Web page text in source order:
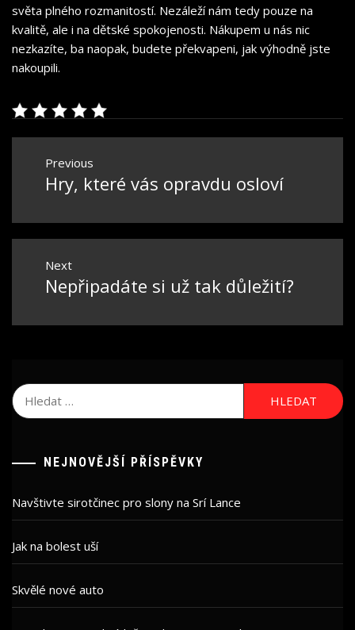
světa plného rozmanitostí. Nezáleží nám tedy pouze na
kvalitě, ale i na dětské spokojenosti. Nákupem u nás nic
nezkazíte, ba naopak, budete překvapeni, jak výhodně jste
nakoupili.
příspěvek
Previous
Previous
Hry, které vás opravdu osloví
Next
Next
Nepřipadáte si už tak důležití?
Vyhledávání
NEJNOVĚJŠÍ PŘÍSPĚVKY
Navštivte sirotčinec pro slony na Srí Lance
Jak na bolest uší
Skvělé nové auto